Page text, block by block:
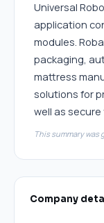
Universal
application
modules.
packaging,
mattress
solutions for
well as secure
This summary was
Company